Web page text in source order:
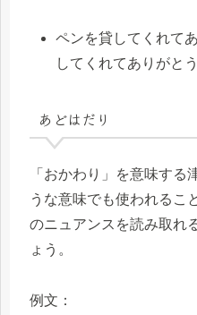
ペンを貸してくれて
してくれてありがとう
あどはだり
「おかわり」を意味する
うな意味でも使われるこ
のニュアンスを読み取れ
ょう。
例文：